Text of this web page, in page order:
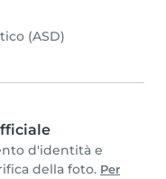
(ASD)
d'identità e
della foto. Per